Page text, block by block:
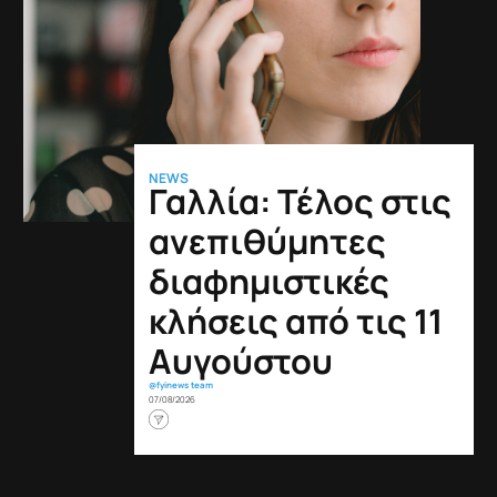
Γαλλία: Τέλος στις
ανεπιθύμητες
διαφημιστικές
κλήσεις από τις 11
Αυγούστου
@fyinews team
07/08/2026